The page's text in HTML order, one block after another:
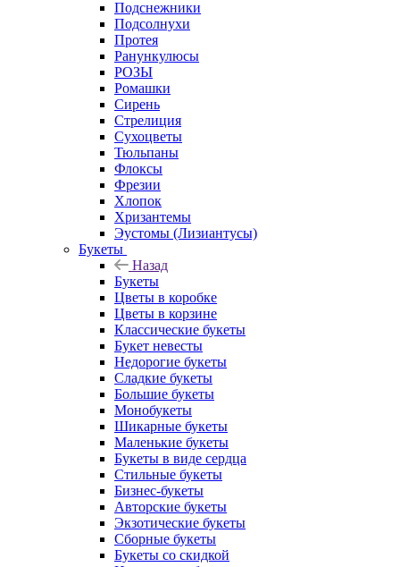
Подснежники
Подсолнухи
Протея
Ранункулюсы
РОЗЫ
Ромашки
Сирень
Стрелиция
Сухоцветы
Тюльпаны
Флоксы
Фрезии
Хлопок
Хризантемы
Эустомы (Лизиантусы)
Букеты
Назад
Букеты
Цветы в коробке
Цветы в корзине
Классические букеты
Букет невесты
Недорогие букеты
Сладкие букеты
Большие букеты
Монобукеты
Шикарные букеты
Маленькие букеты
Букеты в виде сердца
Стильные букеты
Бизнес-букеты
Авторские букеты
Экзотические букеты
Сборные букеты
Букеты со скидкой